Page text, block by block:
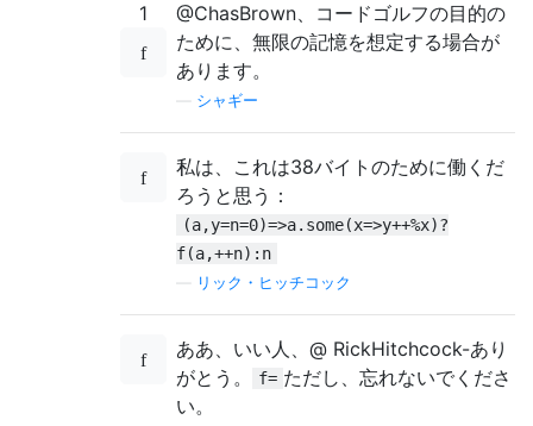
1
@ChasBrown、コードゴルフの目的の
ために、無限の記憶を想定する場合が
あります。
シャギー
私は、これは38バイトのために働くだ
ろうと思う：
(a,y=n=0)=>a.some(x=>y++%x)?
f(a,++n):n
リック・ヒッチコック
ああ、いい人、@ RickHitchcock-あり
がとう。
f= ただし、忘れないでくださ
い。